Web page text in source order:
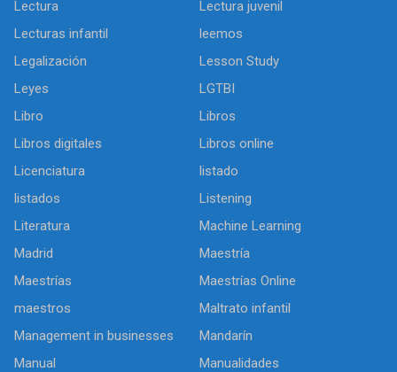
Lectura
Lectura juvenil
Lecturas infantil
leemos
Legalización
Lesson Study
Leyes
LGTBI
Libro
Libros
Libros digitales
Libros online
Licenciatura
listado
listados
Listening
Literatura
Machine Learning
Madrid
Maestría
Maestrías
Maestrías Online
maestros
Maltrato infantil
Management in businesses
Mandarín
Manual
Manualidades